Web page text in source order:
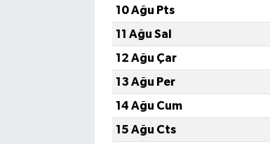
10 Ağu Pts
11 Ağu Sal
12 Ağu Çar
13 Ağu Per
14 Ağu Cum
15 Ağu Cts